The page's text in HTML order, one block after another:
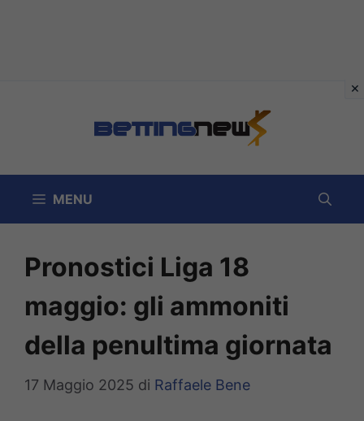
MENU
Pronostici Liga 18
maggio: gli ammoniti
della penultima giornata
17 Maggio 2025 di Raffaele Bene